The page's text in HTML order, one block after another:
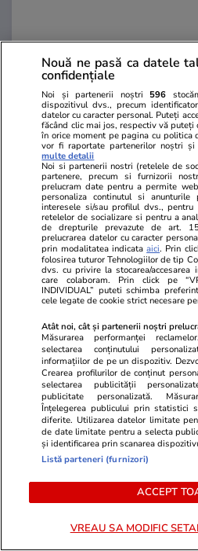
Mediafax.ro
Vrei să pleci în VACANȚĂ?
Acestea sunt destinațiile
găsești CELE MAI MICI
Europa la mâncare, alcool
cazare
PROMO
Advertorial
Smart is the new chic: Cum
ajută tehnologia să ne
Nouă ne pasă ca datele
confidențiale
Noi și partenerii noștri 596
dispozitivul dvs., precum
datelor cu caracter personal. Puteți
făcând clic mai jos, respectiv vă
în orice moment pe pagina cu politica
vor fi raportate partenerilor noștri
multe detalii
Noi si partenerii nostri (retelele de
partenere, precum si furnizorii
prelucram date pentru a permite
personaliza continutul si
interesele si/sau profilul dvs.,
retelelor de socializare si pentru a
de drepturile prevazute de art.
prelucrarea datelor cu caracter
prin modalitatea indicataaici. Prin
folosirea tuturor Tehnologiilor de tip
dvs. cu privire la stocarea/
care colaboram. Prin click pe
INDIVIDUAL” puteti schimba
cele legate de cookie strict necesare
Atât noi, cât și partenerii noștri
Măsurarea performanței
selectarea conținutului
informațiilor de pe un dispozitiv.
Crearea profilurilor de conținut
selectarea publicității
publicitate personalizată.
Înțelegerea publicului prin statistici
diferite. Utilizarea datelor limitate
de date limitate pentru a selecta
și identificarea prin scanarea
Listă parteneri (furnizori)
ACCEPT
VREAU SA MODIFIC